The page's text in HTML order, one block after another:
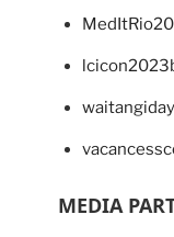
MEDIA